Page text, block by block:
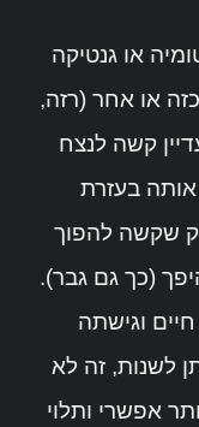
או גנטיקה
או אחר (רזה,
קשה לנצח
בעזרת
שקשה להפוך
(כך גם גבר).
וגישתה
לשנות, זה לא
אפשרי ותלוי